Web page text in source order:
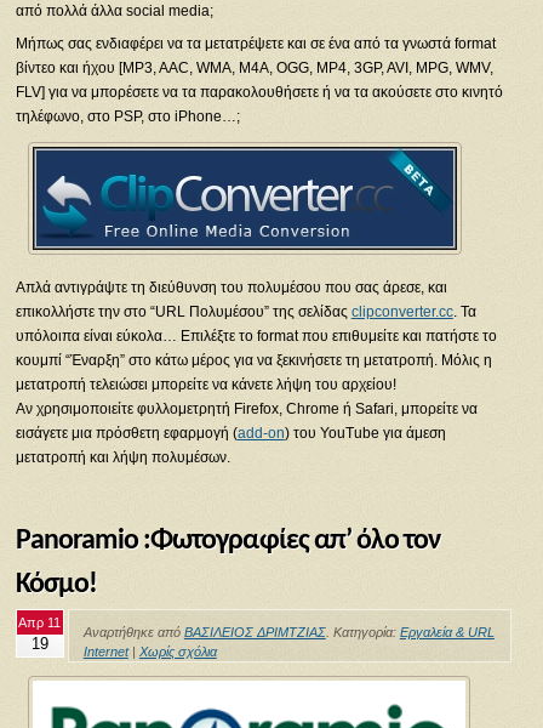
από πολλά άλλα social media;
Μήπως σας ενδιαφέρει να τα μετατρέψετε και σε ένα από τα γνωστά format
βίντεο και ήχου [MP3, AAC, WMA, M4A, OGG, MP4, 3GP, AVI, MPG, WMV,
FLV] για να μπορέσετε να τα παρακολουθήσετε ή να τα ακούσετε στο κινητό
τηλέφωνο, στο PSP, στο iPhone…;
Απλά αντιγράψτε τη διεύθυνση του πολυμέσου που σας άρεσε, και
επικολλήστε την στο “URL Πολυμέσου” της σελίδας clipconverter.cc. Τα
υπόλοιπα είναι εύκολα… Επιλέξτε το format που επιθυμείτε και πατήστε το
κουμπί “Έναρξη” στο κάτω μέρος για να ξεκινήσετε τη μετατροπή. Μόλις η
μετατροπή τελειώσει μπορείτε να κάνετε λήψη του αρχείου!
Αν χρησιμοποιείτε φυλλομετρητή Firefox, Chrome ή Safari, μπορείτε να
εισάγετε μια πρόσθετη εφαρμογή (add-on) του YouTube για άμεση
μετατροπή και λήψη πολυμέσων.
Panoramio :Φωτογραφίες απ’ όλο τον
Κόσμο!
Απρ 11
19
Αναρτήθηκε από ΒΑΣΙΛΕΙΟΣ ΔΡΙΜΤΖΙΑΣ. Κατηγορία: Εργαλεία & URL
Internet| Χωρίς σχόλια